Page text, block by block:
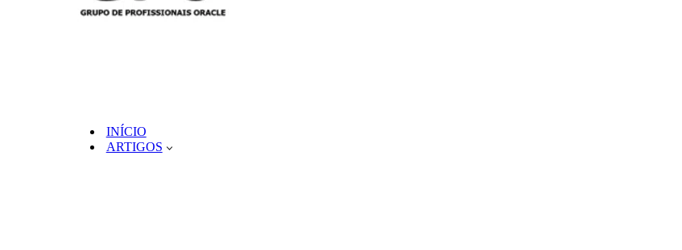
INÍCIO
ARTIGOS